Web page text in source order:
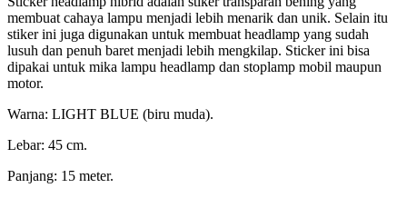
membuat cahaya lampu menjadi lebih menarik dan unik. Selain itu
stiker ini juga digunakan untuk membuat headlamp yang sudah
lusuh dan penuh baret menjadi lebih mengkilap. Sticker ini bisa
dipakai untuk mika lampu headlamp dan stoplamp mobil maupun
motor.
Warna: LIGHT BLUE (biru muda).
Lebar: 45 cm.
Panjang: 15 meter.